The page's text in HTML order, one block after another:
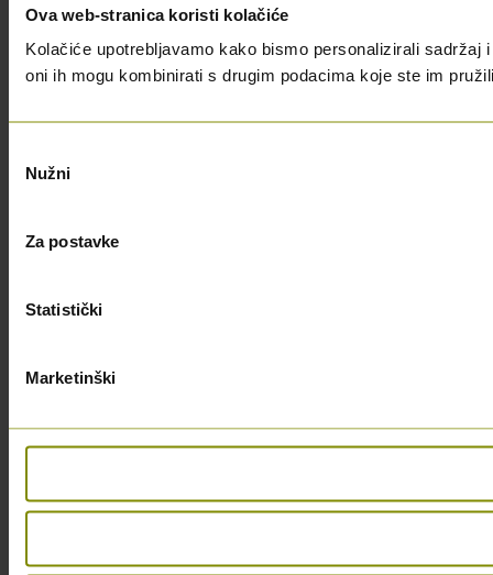
Ova web-stranica koristi kolačiće
Kolačiće upotrebljavamo kako bismo personalizirali
oni ih mogu kombinirati s drugim podacima koje ste im
pristanka
Nužni
Za postavke
Statistički
Marketinški